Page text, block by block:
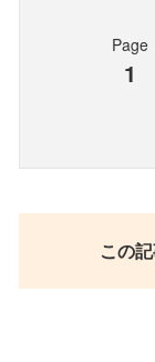
Page
1
この